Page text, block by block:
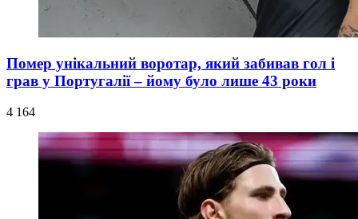
Помер унікальний воротар, який забивав гол і
грав у Португалії – йому було лише 43 роки
4 164